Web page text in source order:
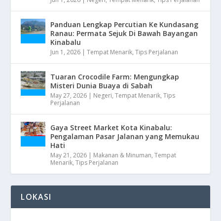
Panduan Lengkap Percutian Ke Kundasang
Ranau: Permata Sejuk Di Bawah Bayangan
Kinabalu
Jun 1, 2026 |Tempat Menarik,Tips Perjalanan
Tuaran Crocodile Farm: Mengungkap
Misteri Dunia Buaya di Sabah
May 27, 2026 | Negeri,Tempat Menarik,Tips
Perjalanan
Gaya Street Market Kota Kinabalu:
Pengalaman Pasar Jalanan yang Memukau
Hati
May 21, 2026 | Makanan & Minuman,Tempat
Menarik,Tips Perjalanan
LOKASI